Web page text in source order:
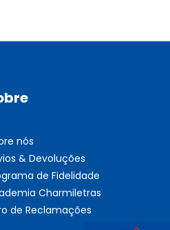
nós
& Devoluções
de Fidelidade
Charmiletras
de Reclamações